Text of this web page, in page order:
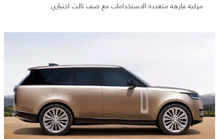
مركبة فارهة متعددة الاستخدامات مع صف ثالث اختياري.